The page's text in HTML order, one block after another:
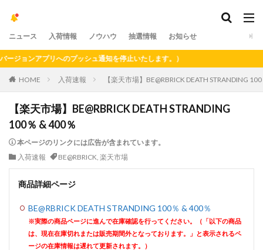
ニュース 入荷情報 ノウハウ 抽選情報 お知らせ
ンアプリへのプッシュ通知を停止いたします。）
HOME 入荷速報 【楽天市場】BE@RBRICK DEATH STRANDING
【楽天市場】BE@RBRICK DEATH STRANDING
100％ & 400％
本ページのリンクには広告が含まれています。
入荷速報
BE@RBRICK, 楽天市場
商品詳細ページ
BE@RBRICK DEATH STRANDING 100％ & 400％
※実際の商品ページに進んで在庫確認を行ってください。（「以下の商品
は、現在在庫切れまたは販売期間外となっております。」と表示されるペ
ージの在庫情報は遅れて更新されます。）